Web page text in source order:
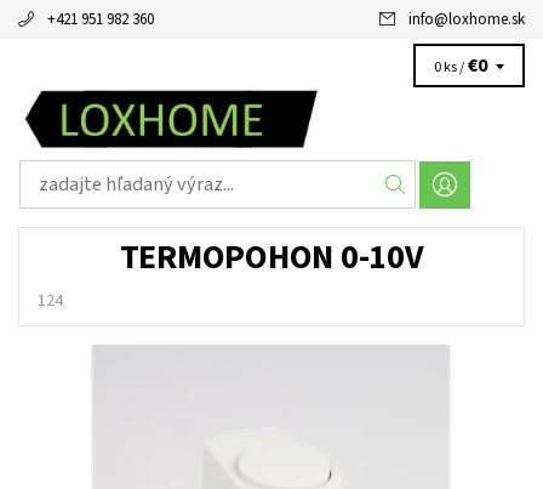
+421 951 982 360 info@loxhome.sk
0 ks /€0
TERMOPOHON 0-10V
124